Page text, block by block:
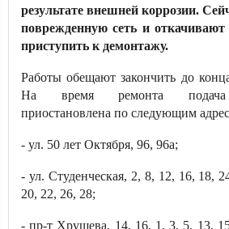
результате внешней коррозии.
поврежденную сеть и откачивают
приступить к демонтажу.
Работы обещают закончить до
На время ремонта подача
приостановлена по следующим
- ул. 50 лет Октября, 96, 96а;
- ул. Студенческая, 2, 8, 12, 16, 18,
20, 22, 26, 28;
- пр-т Хрущева, 14, 16, 1, 3, 5, 13,